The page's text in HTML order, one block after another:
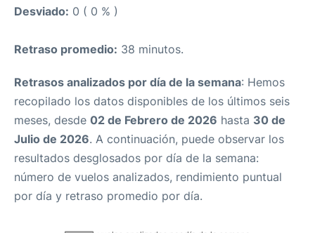
Desviado: 0 ( 0 % )
Retraso promedio: 38 minutos.
Retrasos analizados por día de la semana: Hemos
recopilado los datos disponibles de los últimos seis
meses, desde 02 de Febrero de 2026 hasta 30 de
Julio de 2026. A continuación, puede observar los
resultados desglosados por día de la semana:
número de vuelos analizados, rendimiento puntual
por día y retraso promedio por día.